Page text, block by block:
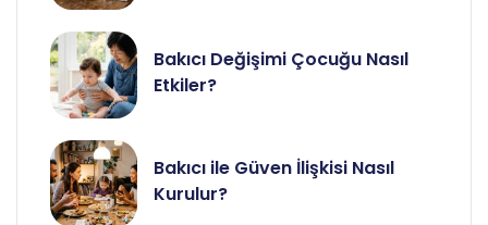
Bakıcı Değişimi Çocuğu Nasıl
Etkiler?
Bakıcı ile Güven İlişkisi Nasıl
Kurulur?